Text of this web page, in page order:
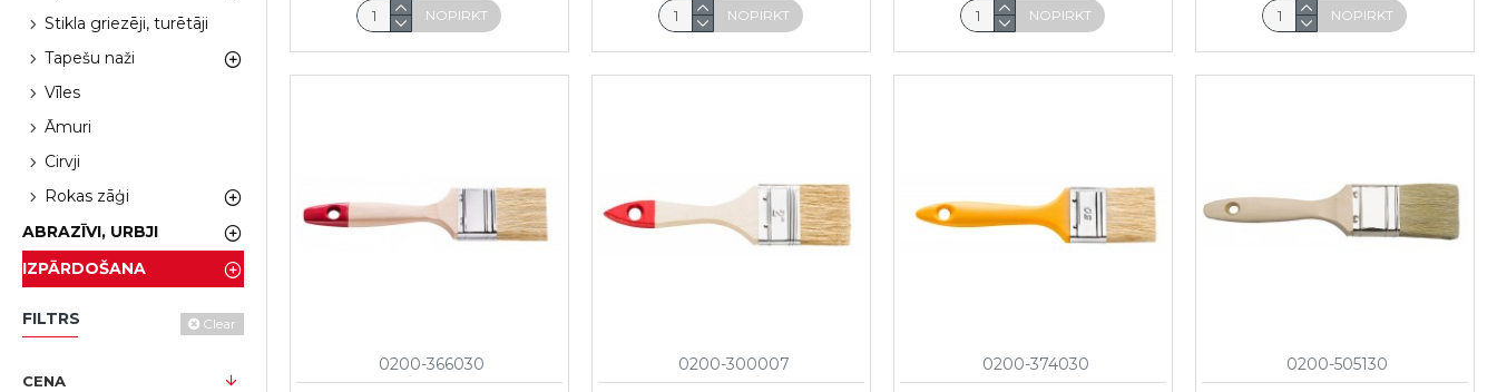
Stikla griezēji, turētāji
Tapešu naži
Vīles
Āmuri
Cirvji
Rokas zāģi
ABRAZĪVI, URBJI
IZPĀRDOŠANA
FILTRS Clear
CENA
NOPIRKT NOPIRKT NOPIRKT NOPIRKT
0200-366030 0200-300007 0200-374030 0200-505130